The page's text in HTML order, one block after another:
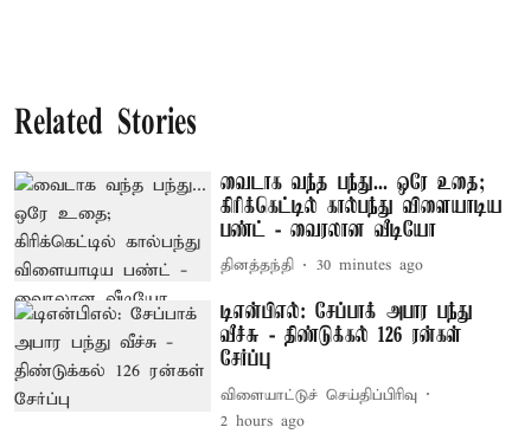
Related Stories
வைடாக வந்த பந்து... ஒரே உதை;
கிரிக்கெட்டில் கால்பந்து விளையாடிய
பண்ட் - வைரலான வீடியோ
தினத்தந்தி 30 minutes ago
டிஎன்பிஎல்: சேப்பாக் அபார பந்து
வீச்சு - திண்டுக்கல் 126 ரன்கள்
சேர்ப்பு
விளையாட்டுச் செய்திப்பிரிவு
2 hours ago